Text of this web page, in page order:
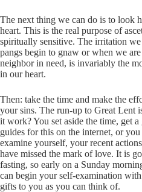
The next thing we can do is to look
heart. This is the real purpose of
spiritually sensitive. The irritation
pangs begin to gnaw or when we
neighbor in need, is invariably the
in our heart.
Then: take the time and make the
your sins. The run-up to Great Lent
it work? You set aside the time, get
guides for this on the internet, or
examine yourself, your recent
have missed the mark of love. It is
fasting, so early on a Sunday
can begin your self-examination
gifts to you as you can think of.